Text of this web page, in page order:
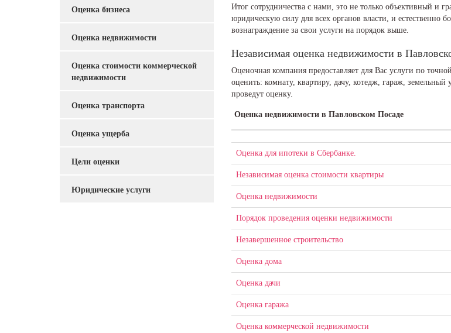
Оценка бизнеса
Оценка недвижимости
Оценка стоимости коммерческой
недвижимости
Оценка транспорта
Оценка ущерба
Цели оценки
Юридические услуги
Итог сотрудничества с нами, это не только объективный и
юридическую силу для всех органов власти, и естественно
вознаграждение за свои услуги на порядок выше.
Независимая оценка недвижимости в
Оценочная компания предоставляет для Вас услуги по
оценить: комнату, квартиру, дачу, котедж, гараж,
проведут оценку.
Оценка недвижимости в Павловском Посаде
Оценка для ​ипотеки в Сбербанке.
Независимая оценка стоимости квартиры
Оценка недвижимости
Порядок проведения оценки недвижимости
Незавершенное строительство
Оценка дома
Оценка дачи
Оценка гаража
Оценка коммерческой недвижимости